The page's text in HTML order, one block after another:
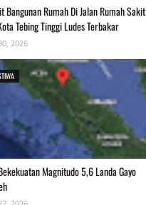
Bangunan Rumah Di Jalan Rumah Sakit
Tebing Tinggi Ludes Terbakar
2026
Magnitudo 5,6 Landa Gayo